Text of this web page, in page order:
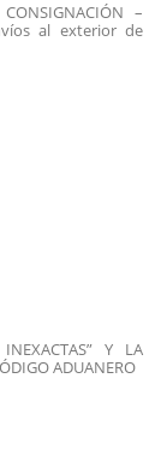
–
al exterior de
INEXACTAS” Y LA
ADUANERO